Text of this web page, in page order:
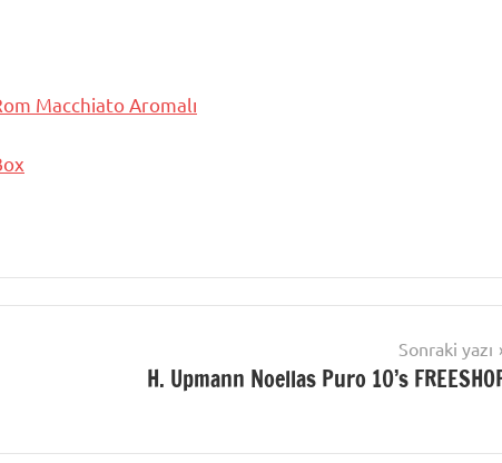
Macchiato Aromalı
Sonraki yazı
H. Upmann Noellas Puro 10’s